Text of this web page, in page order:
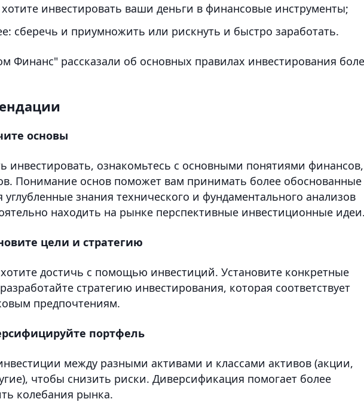
инвестировать ваши деньги в финансовые инструменты;
сберечь и приумножить или рискнуть и быстро заработать.
Финанс" рассказали об основных правилах инвестирования
основы
инвестировать, ознакомьтесь с основными понятиями финансов,
Понимание основ поможет вам принимать более обоснованные
знания технического и фундаментального анализов
находить на рынке перспективные инвестиционные
цели и стратегию
достичь с помощью инвестиций. Установите конкретные
стратегию инвестирования, которая соответствует
предпочтениям.
портфель
между разными активами и классами активов (акции,
чтобы снизить риски. Диверсификация помогает более
колебания рынка.